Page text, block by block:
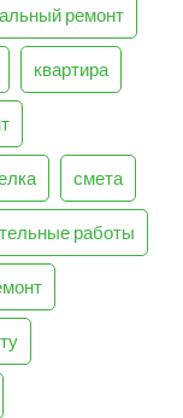
ремонт
квартира
смета
работы